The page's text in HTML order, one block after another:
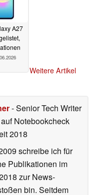
A27
Weitere Artikel
- Senior Tech Writer
Notebookcheck
2018
schreibe ich für
Publikationen im
zur News-
bin. Seitdem